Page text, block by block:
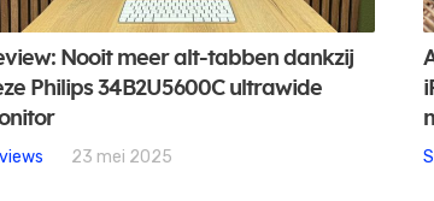
Nooit meer alt-tabben dankzij
Philips 34B2U5600C ultrawide
23 mei 2025